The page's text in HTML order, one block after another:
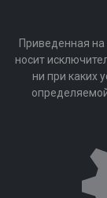
Приведенная
носит
ни при каких